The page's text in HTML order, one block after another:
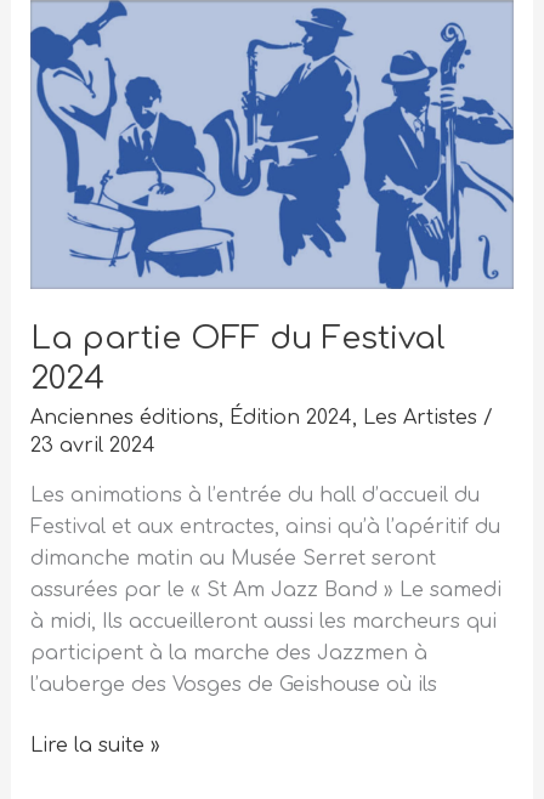
La partie OFF du Festival
2024
Anciennes éditions, Édition 2024, Les Artistes /
23 avril 2024
Les animations à l’entrée du hall d’accueil du
Festival et aux entractes, ainsi qu’à l’apéritif du
dimanche matin au Musée Serret seront
assurées par le « St Am Jazz Band » Le samedi
à midi, Ils accueilleront aussi les marcheurs qui
participent à la marche des Jazzmen à
l’auberge des Vosges de Geishouse où ils
partie
OFF
du
Festival
Lire la suite »